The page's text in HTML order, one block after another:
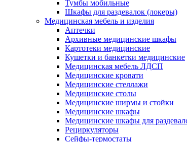
Тумбы мобильные
Шкафы для раздевалок (локеры)
Медицинская мебель и изделия
Аптечки
Архивные медицинские шкафы
Картотеки медицинские
Кушетки и банкетки медицинские
Медицинская мебель ЛДСП
Медицинские кровати
Медицинские стеллажи
Медицинские столы
Медицинские ширмы и стойки
Медицинские шкафы
Медицинские шкафы для
Рециркуляторы
Сейфы-термостаты